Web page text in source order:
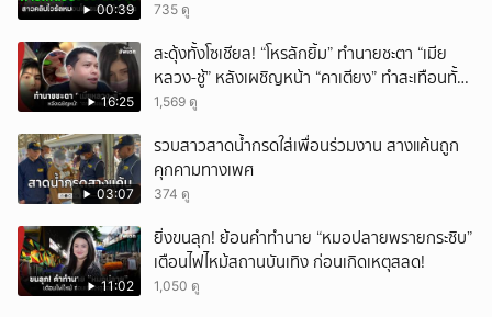
00:39 735 ดู
16:25
สะดุ้งทั้งโซเชียล! “โหรลักยิ้ม” ทำนายชะตา “เมีย
หลวง-ชู้” หลังเผชิญหน้า “คาเตียง” ทำสะเทือนทั้ง
ประเทศ
1,569 ดู
03:07
รวบสาวสาดน้ำกรดใส่เพื่อนร่วมงาน สางแค้นถูก
คุกคามทางเพศ
374 ดู
11:02
ยิ่งขนลุก! ย้อนคำทำนาย “หมอปลายพรายกระซิบ”
เตือนไฟไหม้สถานบันเทิง ก่อนเกิดเหตุสลด!
1,050 ดู